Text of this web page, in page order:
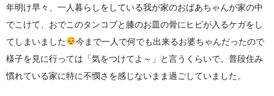
年明け早々、一人暮らしをしている我が家のおばあちゃんが家の中
でこけて、おでこのタンコブと膝のお皿の骨にヒビが入るケガをし
てしまいました
今まで一人で何でも出来るお婆ちゃんだったので
様子を見に行っては「気をつけてよ～」と言うくらいで、普段住み
慣れている家に特に不憫さを感じないまま過ごしていました。